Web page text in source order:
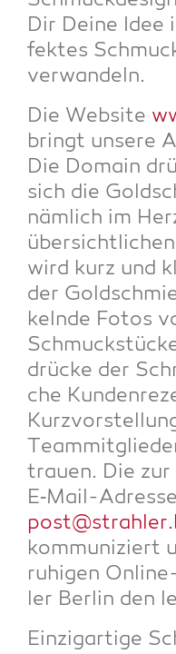
Dir Dei­ne
fek­tes
verwandeln.
Die Web­site
bringt unse­re
Die Domain
sich die
näm­lich im
wird kurz und
der
keln­de Fotos
drü­cke der
che
trau­en. Die zur
E‑Mail-Adres­se
kom­mu­ni­ziert
ruhi­gen
ler Ber­lin den
Ein­zig­ar­ti­ge